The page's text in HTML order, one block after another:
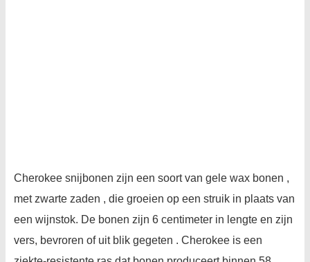
Cherokee snijbonen zijn een soort van gele wax bonen ,
met zwarte zaden , die groeien op een struik in plaats van
een wijnstok. De bonen zijn 6 centimeter in lengte en zijn
vers, bevroren of uit blik gegeten . Cherokee is een